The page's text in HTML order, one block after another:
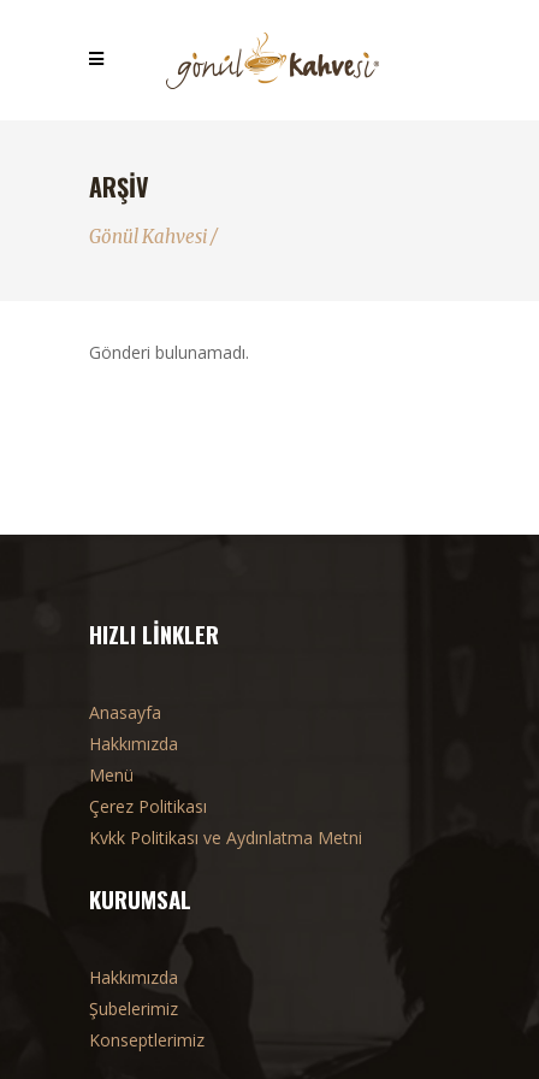
ARŞIV
Gönül Kahvesi/
Gönderi bulunamadı.
HIZLI LINKLER
Anasayfa
Hakkımızda
Menü
Çerez Politikası
Kvkk Politikası ve Aydınlatma Metni
KURUMSAL
Hakkımızda
Şubelerimiz
Konseptlerimiz